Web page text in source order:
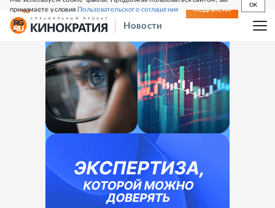
принимаете условияПользовательского соглашения
OK
СВЕЖИЙ НОМЕР ПОДПИСКА
Новости